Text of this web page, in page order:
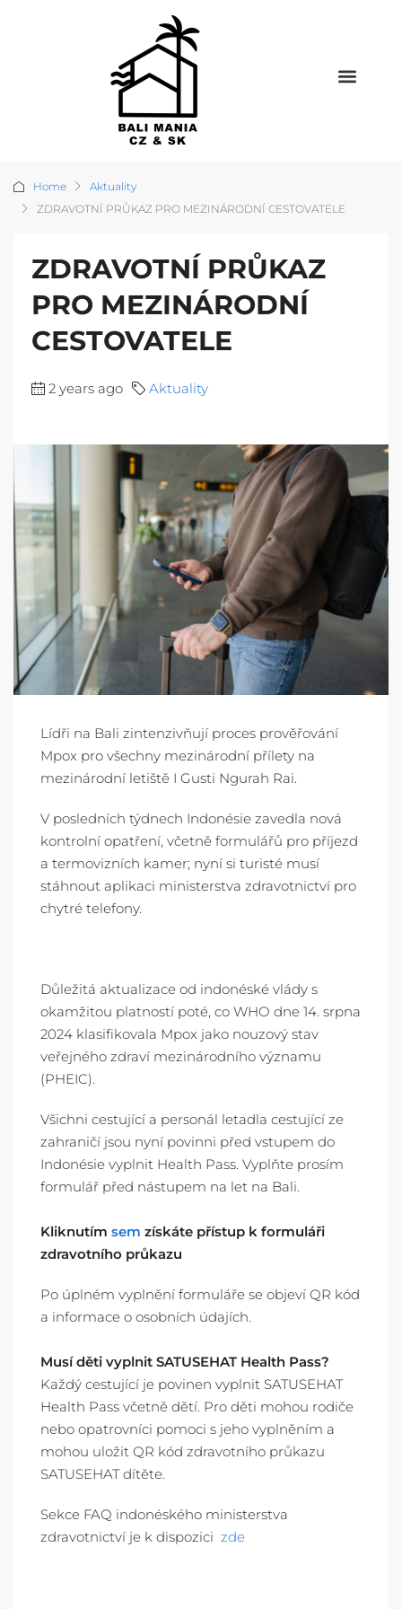
Home
Aktuality
ZDRAVOTNÍ PRŮKAZ PRO MEZINÁRODNÍ CESTOVATELE
ZDRAVOTNÍ PRŮKAZ
PRO MEZINÁRODNÍ
CESTOVATELE
2 years ago Aktuality
Lídři na Bali zintenzivňují proces prověřování
Mpox pro všechny mezinárodní přílety na
mezinárodní letiště I Gusti Ngurah Rai.
V posledních týdnech Indonésie zavedla nová
kontrolní opatření, včetně formulářů pro příjezd
a termovizních kamer; nyní si turisté musí
stáhnout aplikaci ministerstva zdravotnictví pro
chytré telefony.
Důležitá aktualizace od indonéské vlády s
okamžitou platností poté, co WHO dne 14. srpna
2024 klasifikovala Mpox jako nouzový stav
veřejného zdraví mezinárodního významu
(PHEIC).
Všichni cestující a personál letadla cestující ze
zahraničí jsou nyní povinni před vstupem do
Indonésie vyplnit Health Pass. Vyplňte prosím
formulář před nástupem na let na Bali.
Kliknutím sem získáte přístup k formuláři
zdravotního průkazu
Po úplném vyplnění formuláře se objeví QR kód
a informace o osobních údajích.
Musí děti vyplnit SATUSEHAT Health Pass?
Každý cestující je povinen vyplnit SATUSEHAT
Health Pass včetně dětí. Pro děti mohou rodiče
nebo opatrovníci pomoci s jeho vyplněním a
mohou uložit QR kód zdravotního průkazu
SATUSEHAT dítěte.
Sekce FAQ indonéského ministerstva
zdravotnictví je k dispozici zde